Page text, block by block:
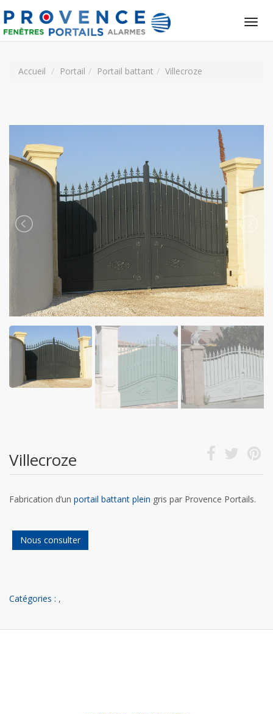
Accueil Portail Portail battant Villecroze
Villecroze
Fabrication d’un portail battant plein gris par Provence Portails.
Nous consulter
Catégories : ,